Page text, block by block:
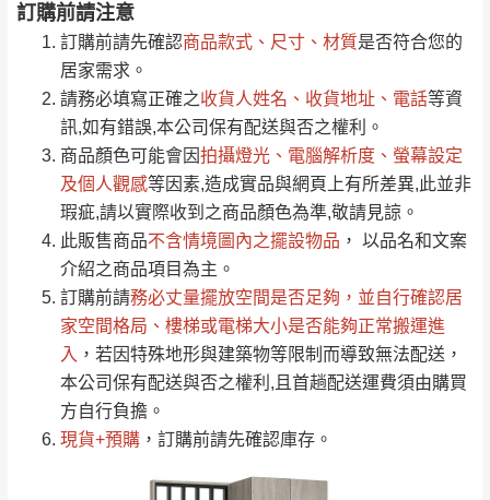
訂購前請注意
訂購前請先確認商品款式、尺寸、材質是否符合您的
居家需求。
請務必填寫正確之收貨人姓名、收貨地址、電話等資
訊,如有錯誤,本公司保有配送與否之權利。
商品顏色可能會因拍攝燈光、電腦解析度、螢幕設定
及個人觀感等因素,造成實品與網頁上有所差異,此並非
瑕疵,請以實際收到之商品顏色為準,敬請見諒。
此販售商品不含情境圖內之擺設物品 ， 以品名和文案
介紹之商品項目為主。
訂購前請務必丈量擺放空間是否足夠 ，並自行確認居
家空間格局、 樓梯或電梯大小是否能夠正常搬運進
入 ，若因特殊地形與建築物等限制而導致無法配送，
本公司保有配送與否之權利,且首趟配送運費須由購買
方自行負擔。
現貨+預購 ，訂購前請先確認庫存。
運 費 說 明
運送地區 運送費用
偏遠地區
（請先線上詢問 LINE
→@dershin ）
桃園
免 運
費
復興鄉
新竹
峨眉鄉、五峰鄉、
橫山、北埔鄉、尖
石鄉、寶山鄉山
區、新埔山區、芎
注意事項：
由於品項繁多，網頁無法及時更新，如有需
要購買商品，請於出發前來電或到「官方
Line客服」來信確認商品是否有「現貨」與
「金額」。
若商品價格或庫存有異常，商家有權取消訂
單。部分網路商品恕無法更改原設計或客製，敬請
見諒！
接單後二日內(不含例假日)，我們客服會與您
電話聯絡或E-Mail通知確認訂單。
（線上客
服 LINE → @dershin）
下單前先詢問是否現貨 ，若未詢問下單後無
現貨我們客服會再來電或E-Mail與您聯絡
（洽詢方式請搜尋 Line ID →
地區恕無法提供運送 (詳見運送規章)。
0/5 (0)筆
全部 依評論高至低排列
依評論低至高排列 只顯示附上圖片
只顯示附上評論